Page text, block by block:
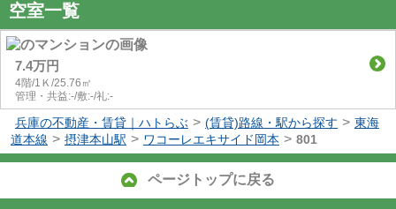
空室一覧
7.4万円
4階/1Ｋ/25.76㎡
管理・共益:-/敷:-/礼:-
兵庫の不動産・賃貸｜ハトらぶ > (賃貸)路線・駅から探す > 東海
道本線 > 摂津本山駅 > ワコーレエキサイド岡本 > 801
ページトップに戻る